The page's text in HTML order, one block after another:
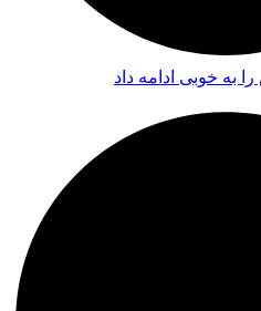
به خوبی ادامه داد